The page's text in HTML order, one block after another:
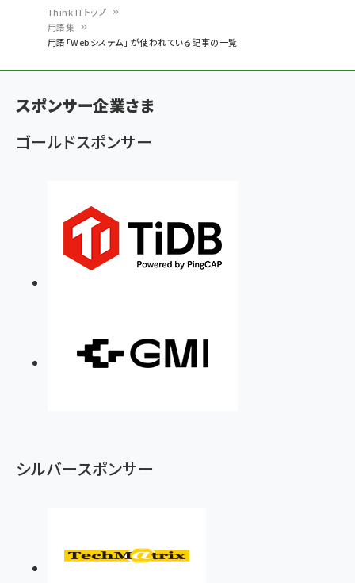
ン
く
ず
Think ITトップ
用語集
用語「Webシステム」 が使われている記事の一覧
スポンサー企業さま
ゴールドスポンサー
シルバースポンサー